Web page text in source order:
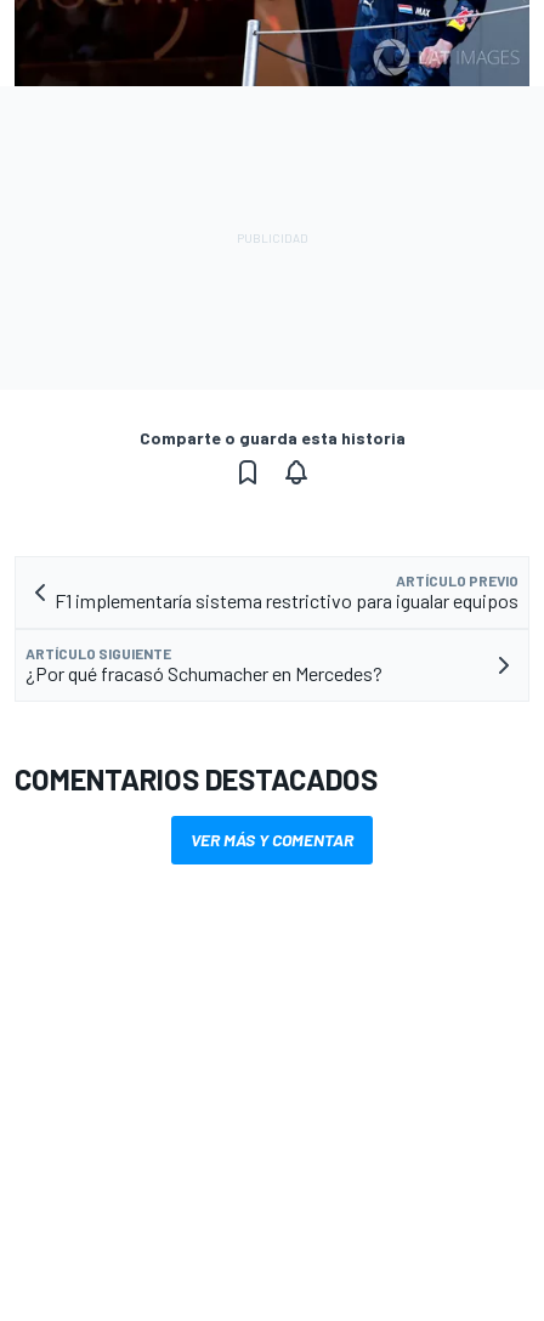
Comparte o guarda esta historia
ARTÍCULO PREVIO
F1 implementaría sistema restrictivo para igualar equipos
ARTÍCULO SIGUIENTE
¿Por qué fracasó Schumacher en Mercedes?
COMENTARIOS DESTACADOS
VER MÁS Y COMENTAR